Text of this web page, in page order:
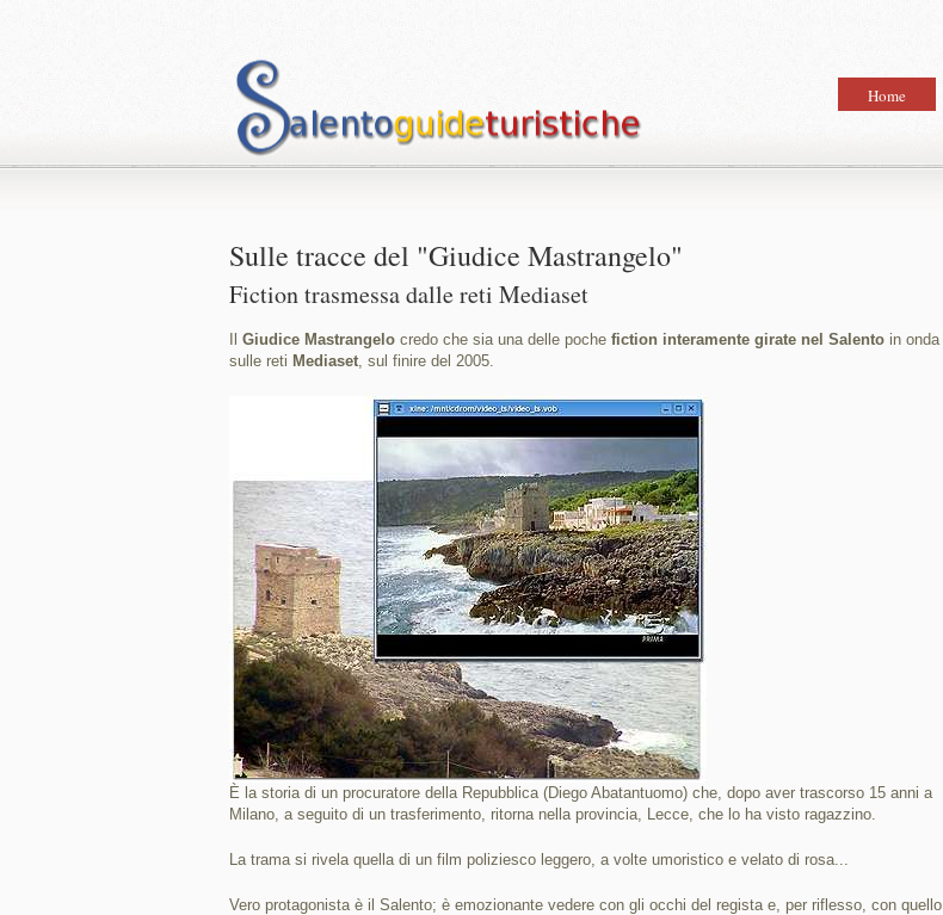
Home
Sulle tracce del "Giudice Mastrangelo"
Fiction trasmessa dalle reti Mediaset
Giudice Mastrangelo credo che sia una delle poche fiction interamente girate nel Salento in onda
sulle reti Mediaset, sul finire del 2005.
È la storia di un procuratore della Repubblica (Diego Abatantuomo) che, dopo aver trascorso 15 anni a
Milano, a seguito di un trasferimento, ritorna nella provincia, Lecce, che lo ha visto ragazzino.
La trama si rivela quella di un film poliziesco leggero, a volte umoristico e velato di rosa...
Vero protagonista è il Salento; è emozionante vedere con gli occhi del regista e, per riflesso, con quello